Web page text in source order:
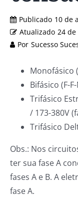
Publicado 10 de
Atualizado 24
Por Sucesso
Monofásico
Bifásico (F-
Trifásico
/ 173-380V
Trifásico
Obs.: Nos
ter sua fase A
fases A e B. A
fase A.